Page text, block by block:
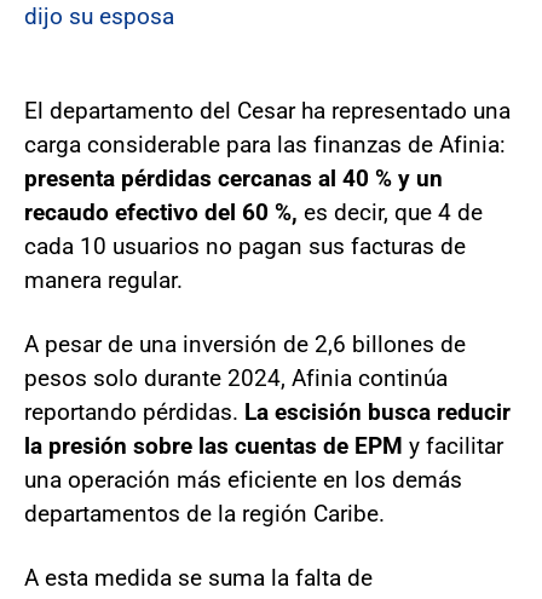
dijo su esposa
El departamento del Cesar ha representado una
carga considerable para las finanzas de Afinia:
presenta pérdidas cercanas al 40 % y un
recaudo efectivo del 60 %, es decir, que 4 de
cada 10 usuarios no pagan sus facturas de
manera regular.
A pesar de una inversión de 2,6 billones de
pesos solo durante 2024, Afinia continúa
reportando pérdidas. La escisión busca reducir
la presión sobre las cuentas de EPM y facilitar
una operación más eficiente en los demás
departamentos de la región Caribe.
A esta medida se suma la falta de